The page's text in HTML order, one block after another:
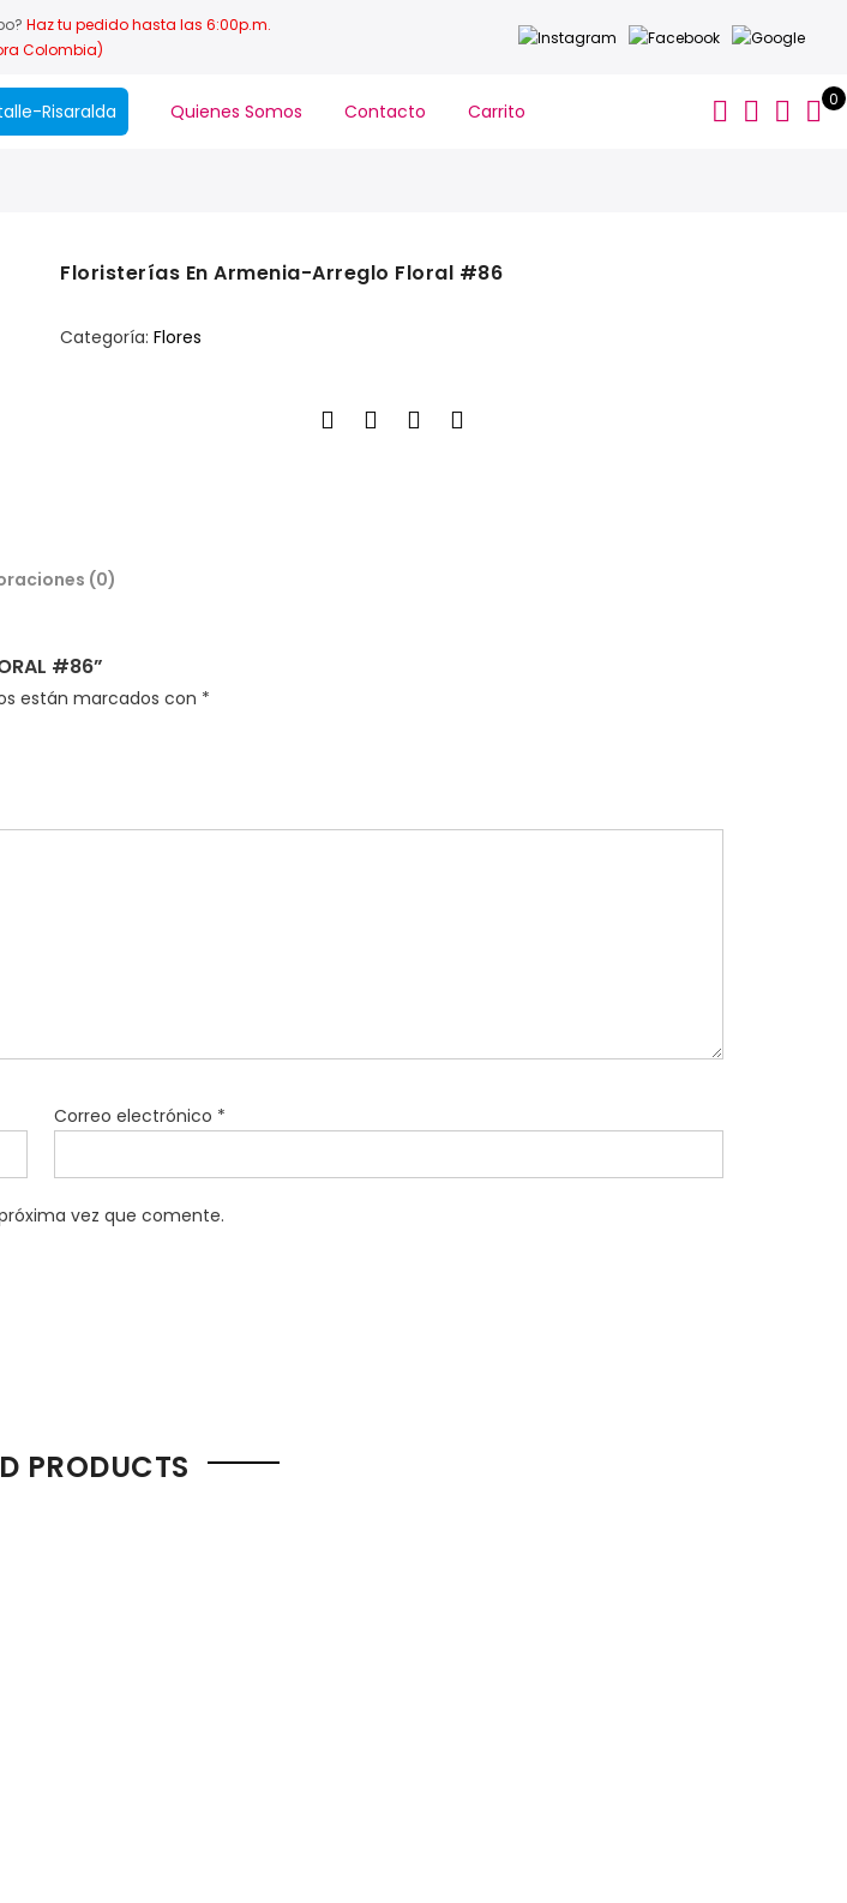
Haz tu pedido hasta las 6:00p.m.
Colombia)
Risaralda Quienes Somos Contacto Carrito
0
Floristerías En Armenia-Arreglo Floral #86
Categoría: Flores
(0)
#86”
están marcados con *
Correo electrónico *
vez que comente.
PRODUCTS